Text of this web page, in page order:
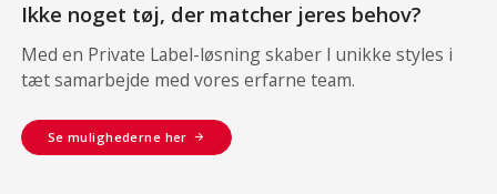
Ikke noget tøj, der matcher jeres behov?
Med en Private Label-løsning skaber I unikke styles i
tæt samarbejde med vores erfarne team.
Se mulighederne her